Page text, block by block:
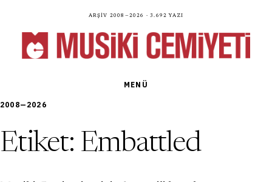
Arşiv 2008—2026 · 3.692 yazı
MENÜ
2008—2026
Etiket: Embattled